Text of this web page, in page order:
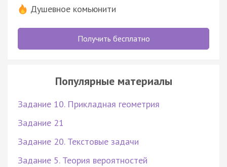
Душевное комьюнити
Получить бесплатно
Популярные материалы
Задание 10. Прикладная геометрия
Задание 21
Задание 20. Текстовые задачи
Задание 5. Теория вероятностей